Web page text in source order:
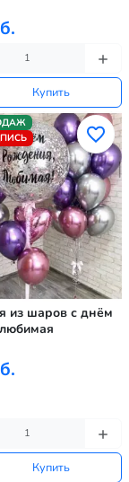
Купить
из шаров с днём
Купить